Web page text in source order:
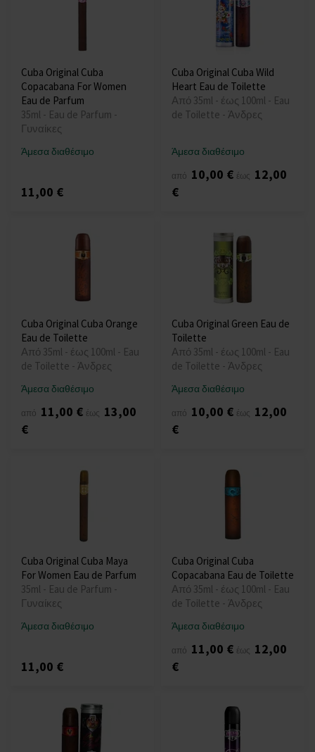
Cuba Original Cuba
Copacabana For Women
Eau de Parfum
35ml - Eau de Parfum -
Γυναίκες
Άμεσα διαθέσιμο
11,00 €
Cuba Original Cuba Wild
Heart Eau de Toilette
Από 35ml - έως 100ml - Eau
de Toilette - Άνδρες
Άμεσα διαθέσιμο
από 10,00 € έως 12,00
€
Cuba Original Cuba Orange
Eau de Toilette
Από 35ml - έως 100ml - Eau
de Toilette - Άνδρες
Άμεσα διαθέσιμο
από 11,00 € έως 13,00
€
Cuba Original Green Eau de
Toilette
Από 35ml - έως 100ml - Eau
de Toilette - Άνδρες
Άμεσα διαθέσιμο
από 10,00 € έως 12,00
€
Cuba Original Cuba Maya
For Women Eau de Parfum
35ml - Eau de Parfum -
Γυναίκες
Άμεσα διαθέσιμο
11,00 €
Cuba Original Cuba
Copacabana Eau de Toilette
Από 35ml - έως 100ml - Eau
de Toilette - Άνδρες
Άμεσα διαθέσιμο
από 11,00 € έως 12,00
€